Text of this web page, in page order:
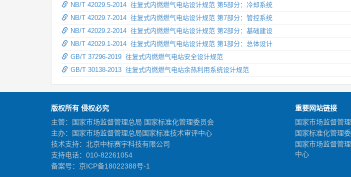
NB/T 42029.5-2014 往复式内燃燃气电站设计规范 第5部分：冷却系统
NB/T 42029.7-2014 往复式内燃燃气电站设计规范 第7部分：管控系统
NB/T 42029.2-2014 往复式内燃燃气电站设计规范 第2部分：基础建设
NB/T 42029.1-2014 往复式内燃燃气电站设计规范 第1部分：总体设计
GB/T 37296-2019 往复式内燃燃气电站安全设计规范
GB/T 30138-2013 往复式内燃燃气电站余热利用系统设计规范
版权所有 侵权必究
主管：国家市场监督管理总局 国家标准化管理委员会
主办：国家市场监督管理总局国家标准技术审评中心
技术支持：北京中标赛宇科技有限公司
支持电话：010-82261054
备案号： 京ICP备18022388号-1
重要网站链接
国家市场监督管
国家标准化管理
国家市场监督管
中心